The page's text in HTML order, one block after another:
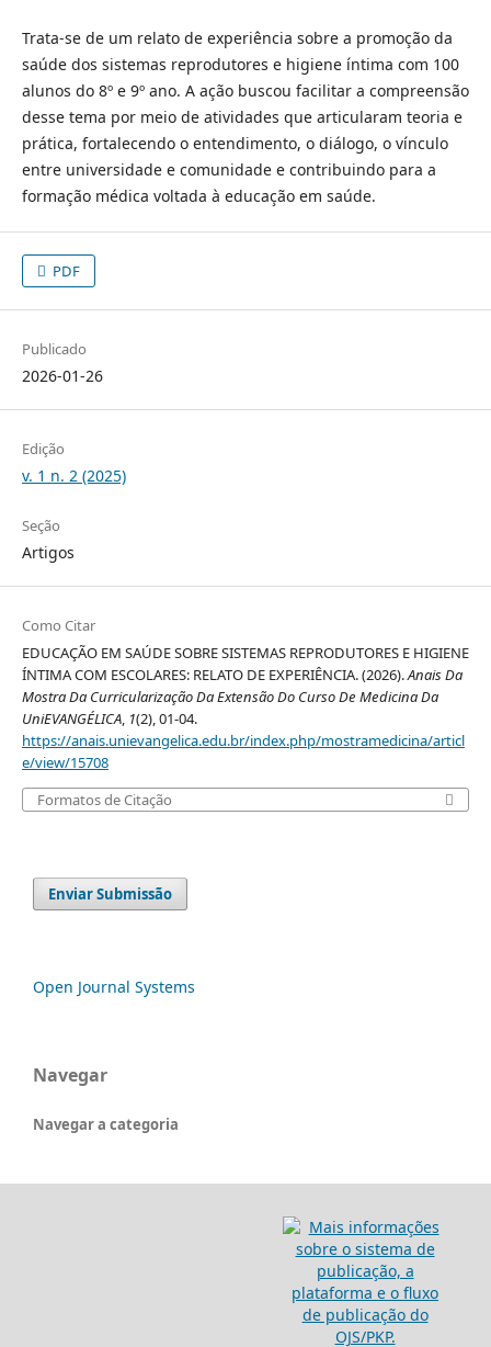
Trata-se de um relato de experiência sobre a promoção da
saúde dos sistemas reprodutores e higiene íntima com 100
alunos do 8º e 9º ano. A ação buscou facilitar a compreensão
desse tema por meio de atividades que articularam teoria e
prática, fortalecendo o entendimento, o diálogo, o vínculo
entre universidade e comunidade e contribuindo para a
formação médica voltada à educação em saúde.
PDF
Publicado
2026-01-26
Edição
v. 1 n. 2 (2025)
Seção
Artigos
Como Citar
EDUCAÇÃO EM SAÚDE SOBRE SISTEMAS REPRODUTORES E HIGIENE
ÍNTIMA COM ESCOLARES: RELATO DE EXPERIÊNCIA. (2026).Anais Da
Mostra Da Curricularização Da Extensão Do Curso De Medicina Da
UniEVANGÉLICA, 1(2), 01-04.
https://anais.unievangelica.edu.br/index.php/mostramedicina/articl
e/view/15708
Formatos de Citação
Enviar Submissão
Open Journal Systems
Navegar
Navegar a categoria